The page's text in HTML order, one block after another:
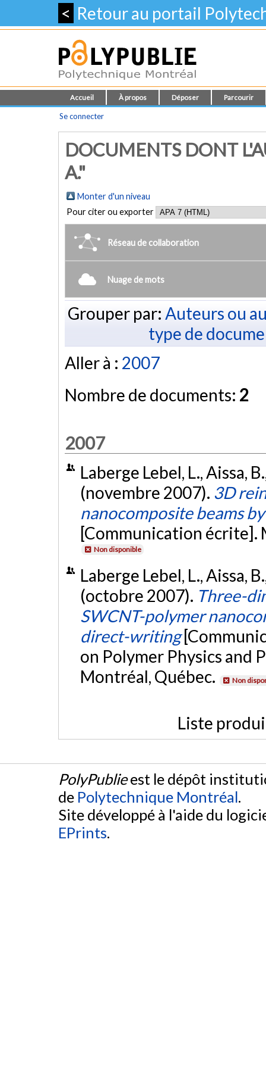
< Retour au portail
Accueil À propos Déposer Parcourir
Se connecter
DOCUMENTS DONT
A."
Monter d'un niveau
Pour citer ou exporter
Réseau de collaboration
Nuage de mots
Grouper par: Auteurs ou
type de
Aller à : 2007
Nombre de documents: 2
2007
Laberge Lebel, L., Aissa,
(novembre 2007). 3D
nanocomposite beams
[Communication écrite].
Non disponible
Laberge Lebel, L., Aissa,
(octobre 2007). Three-
SWCNT-polymer
direct-writing
on Polymer Physics and
Montréal, Québec.
Non
Liste
PolyPublieest le dépôt
de Polytechnique Montréal.
Site développé à l'aide du
EPrints.